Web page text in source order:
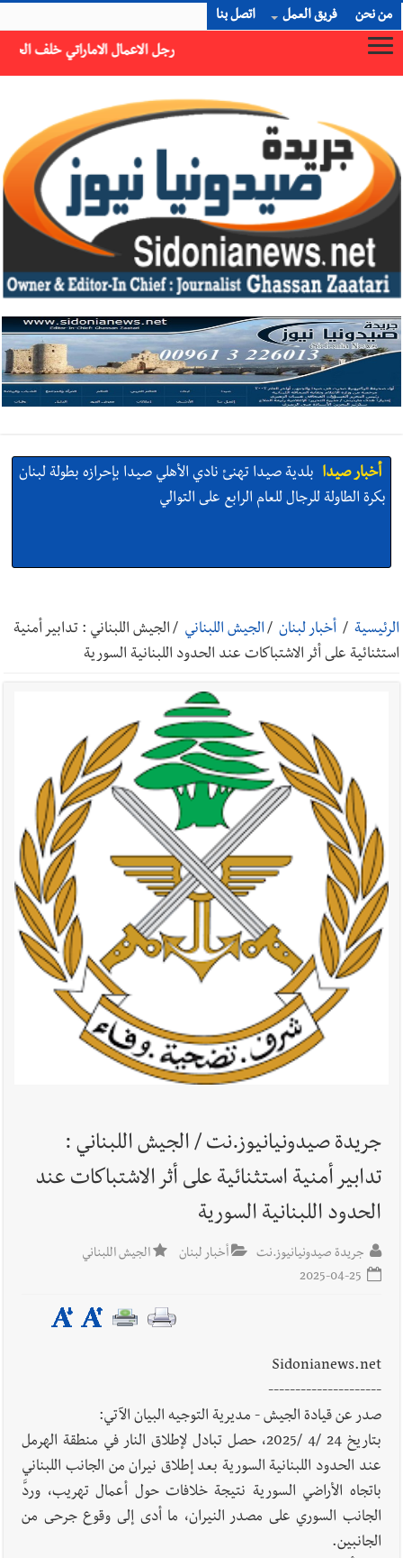
من نحن فريق العمل اتصل بنا
رجل الاعمال الاماراتي خلف الحبتور : 112 شهيداً شُيّعوا في ‫غزة‬ بعد أن بقوا تحت الأنقاض منذ عام 2023: أيُعقل أن يبقى الشعب الفلسطيني يعيش كل هذا الألم؟ وإلى متى تستمر هذه المعاناة التي تمزق القلوب والضمائر؟
أخبار صيدا بلدية صيدا تهنئ نادي الأهلي صيدا بإحرازه بطولة لبنان
بكرة الطاولة للرجال للعام الرابع على التوالي
عمر مرجان يتصل برئيس النادي الرياضي مهنئا بإحراز
أخبار صيدا مؤسسة مياه لبنان الجنوبي : انخفاض التغذية بالمياه
في صيدا نتيجة الانقطاع المتكرر لخط الخدمات الكهربائي
أخبار صيدا
مفرزة صيدا القضائية توقف ثلاثة أشخاص بجرائم
استدراج وابتزاز واعتداء جنسي على قاصر
أخبار لبنان بالصور : قائد الجيش اللبناني العماد رودولف هيكل شدد
خلال استقباله قائد القوة المشتركة الألمانية اللواء Alexander
أخبار لبنان
الطقس غدا صيفي معتاد والحرارة ضمن معدلاتها
الموسمية
أخبار لبنان إنفجار مرفأ أم إنفجار دولة؟... كيف نحمي لبنان؟
أخبار لبنان مواجهة مؤجّلة لنزاع طويل
الرئيسية / أخبار لبنان / الجيش اللبناني / الجيش اللبناني : تدابير أمنية
استثنائية على أثر الاشتباكات عند الحدود اللبنانية السورية
جريدة صيدونيانيوز.نت / الجيش اللبناني :
تدابير أمنية استثنائية على أثر الاشتباكات عند
الحدود اللبنانية السورية
جريدة صيدونيانيوز.نت أخبار لبنان
الجيش اللبناني
Sidonianews.net
---------------------
صدر عن قيادة الجيش - مديرية التوجيه البيان الآتي:
بتاريخ 24 /4 /2025، حصل تبادل لإطلاق النار في منطقة الهرمل
عند الحدود اللبنانية السورية بعد إطلاق نيران من الجانب اللبناني
باتجاه الأراضي السورية نتيجة خلافات حول أعمال تهريب، وردَّ
الجانب السوري على مصدر النيران، ما أدى إلى وقوع جرحى من
الجانبين.